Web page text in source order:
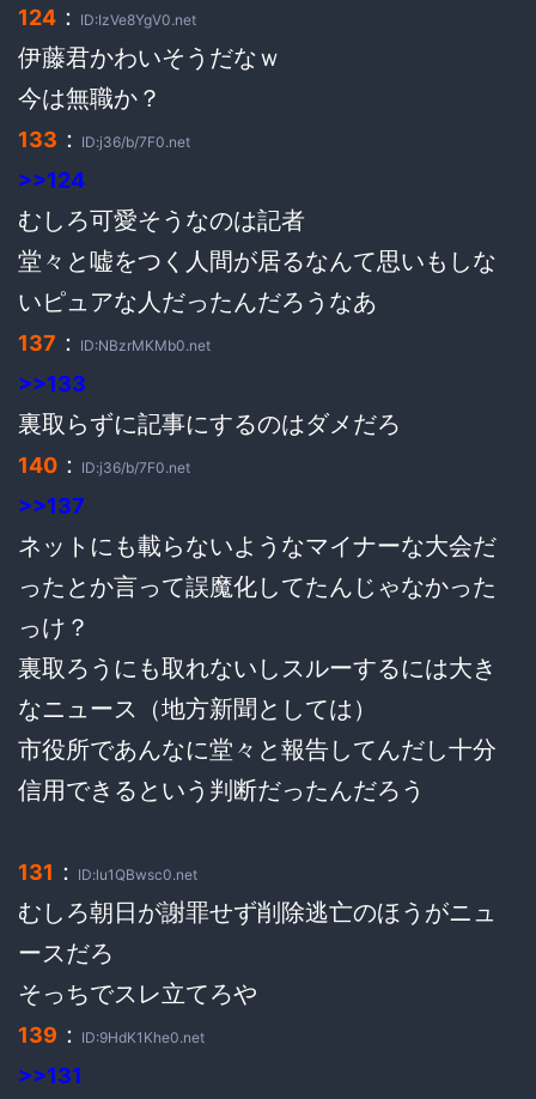
124 ： ID:IzVe8YgV0.net
伊藤君かわいそうだなｗ
今は無職か？
133 ： ID:j36/b/7F0.net
>>124
むしろ可愛そうなのは記者
堂々と嘘をつく人間が居るなんて思いもしな
いピュアな人だったんだろうなあ
137 ： ID:NBzrMKMb0.net
>>133
裏取らずに記事にするのはダメだろ
140 ： ID:j36/b/7F0.net
>>137
ネットにも載らないようなマイナーな大会だ
ったとか言って誤魔化してたんじゃなかった
っけ？
裏取ろうにも取れないしスルーするには大き
なニュース（地方新聞としては）
市役所であんなに堂々と報告してんだし十分
信用できるという判断だったんだろう
131 ： ID:lu1QBwsc0.net
むしろ朝日が謝罪せず削除逃亡のほうがニュ
ースだろ
そっちでスレ立てろや
139 ： ID:9HdK1Khe0.net
>>131